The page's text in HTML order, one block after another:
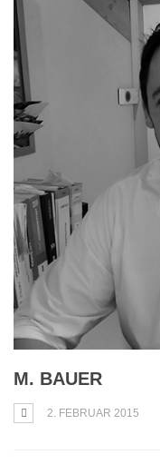
M. BAUER
2. FEBRUAR 2015